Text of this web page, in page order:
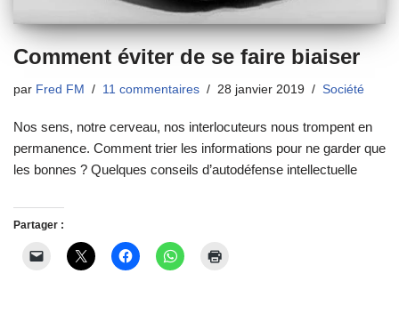
Comment éviter de se faire biaiser
par Fred FM 11 commentaires 28 janvier 2019 Société
Nos sens, notre cerveau, nos interlocuteurs nous trompent en
permanence. Comment trier les informations pour ne garder que
les bonnes ? Quelques conseils d’autodéfense intellectuelle
Partager :